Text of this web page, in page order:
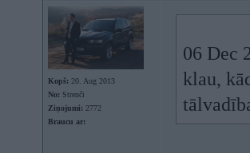
Kopš: 20. Aug 2013
No: Strenči
Ziņojumi: 2772
Braucu ar:
06 Dec
klau,